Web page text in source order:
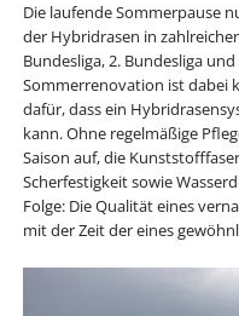
Die laufende Sommerpause
der Hybridrasen in
Bundesliga, 2. Bundesliga
Sommerrenovation ist dabei
dafür, dass ein
kann. Ohne regelmäßige
Saison auf, die
Scherfestigkeit sowie
Folge: Die Qualität eines
mit der Zeit der eines